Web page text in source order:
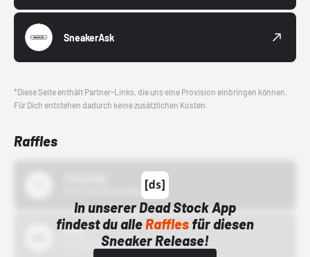
SneakerAsk
*Diese Seite enthält Partner-Links, die uns eine Provision einbringen können.
Für Dich entstehen dadurch keine zusätzlichen Kosten.
Raffles
In unserer Dead Stock App
findest du alleRafflesfür diesen
Sneaker Release!
Bstn
01.10.22 00:00 Uhr